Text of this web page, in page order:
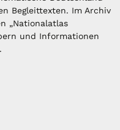
Begleittexten. Im Archiv
„Nationalatlas
und Informationen